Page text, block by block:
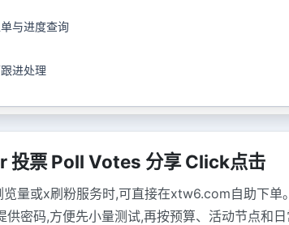
与进度查询
进处理
投票 Poll Votes 分享 Click点击
览量或x刷粉服务时,可直接在xtw6.com自助下
供密码,方便先小量测试,再按预算、活动节点和